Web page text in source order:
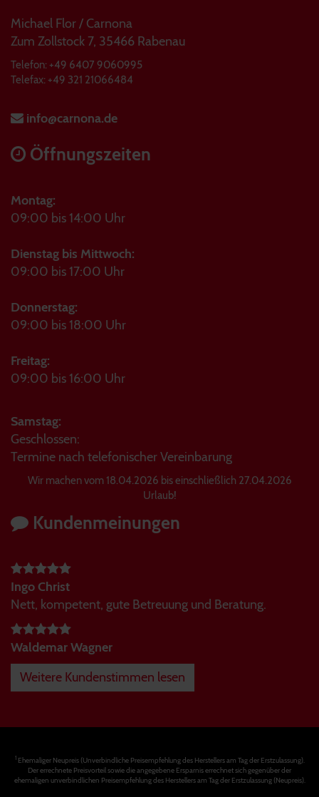
Michael Flor / Carnona
Zum Zollstock 7, 35466 Rabenau
Telefon: +49 6407 9060995
Telefax: +49 321 21066484
info@carnona.de
Öffnungszeiten
Montag:
09:00 bis 14:00 Uhr
Dienstag bis Mittwoch:
09:00 bis 17:00 Uhr
Donnerstag:
09:00 bis 18:00 Uhr
Freitag:
09:00 bis 16:00 Uhr
Samstag:
Geschlossen:
Termine nach telefonischer Vereinbarung
Wir machen vom 18.04.2026 bis einschließlich 27.04.2026
Urlaub!
Kundenmeinungen
Ingo Christ
Nett, kompetent, gute Betreuung und Beratung.
Waldemar Wagner
Weitere Kundenstimmen lesen
1Ehemaliger Neupreis (Unverbindliche Preisempfehlung des Herstellers am Tag der Erstzulassung).
Der errechnete Preisvorteil sowie die angegebene Ersparnis errechnet sich gegenüber der
ehemaligen unverbindlichen Preisempfehlung des Herstellers am Tag der Erstzulassung (Neupreis).